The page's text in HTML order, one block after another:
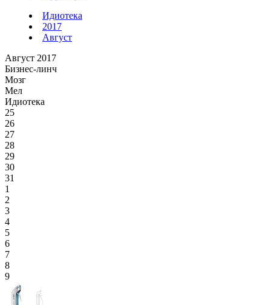
Идиотека
2017
Август
Август 2017
Бизнес-линч
Мозг
Мел
Идиотека
25
26
27
28
29
30
31
1
2
3
4
5
6
7
8
9